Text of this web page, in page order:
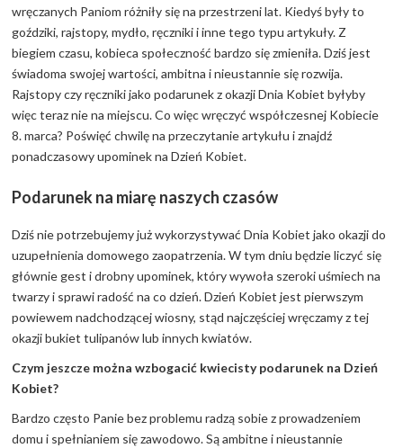
wręczanych Paniom różniły się na przestrzeni lat. Kiedyś były to
goździki, rajstopy, mydło, ręczniki i inne tego typu artykuły. Z
biegiem czasu, kobieca społeczność bardzo się zmieniła. Dziś jest
świadoma swojej wartości, ambitna i nieustannie się rozwija.
Rajstopy czy ręczniki jako podarunek z okazji Dnia Kobiet byłyby
więc teraz nie na miejscu. Co więc wręczyć współczesnej Kobiecie
8. marca? Poświęć chwilę na przeczytanie artykułu i znajdź
ponadczasowy upominek na Dzień Kobiet.
Podarunek na miarę naszych czasów
Dziś nie potrzebujemy już wykorzystywać Dnia Kobiet jako okazji do
uzupełnienia domowego zaopatrzenia. W tym dniu będzie liczyć się
głównie gest i drobny upominek, który wywoła szeroki uśmiech na
twarzy i sprawi radość na co dzień. Dzień Kobiet jest pierwszym
powiewem nadchodzącej wiosny, stąd najczęściej wręczamy z tej
okazji bukiet tulipanów lub innych kwiatów.
Czym jeszcze można wzbogacić kwiecisty podarunek na Dzień
Kobiet?
Bardzo często Panie bez problemu radzą sobie z prowadzeniem
domu i spełnianiem się zawodowo. Są ambitne i nieustannie